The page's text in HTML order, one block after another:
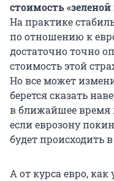
стоимость
На практике
по отношению к
достаточно точно
стоимость этой
Но все может
берется сказать
в ближайшее время
если еврозону
будет происходить
А от курса евро,